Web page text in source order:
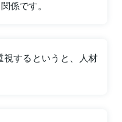
係です。
するというと、人材